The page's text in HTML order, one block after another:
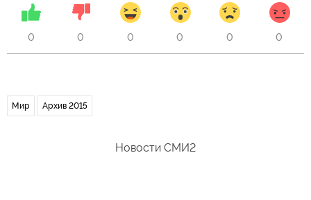
0 0 0 0 0 0
Мир Архив 2015
Новости СМИ2